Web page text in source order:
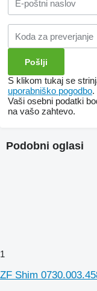
S klikom tukaj se
uporabniško pogodbo.
Vaši osebni podatki
na vašo zahtevo.
Podobni oglasi
1
ZF Shim